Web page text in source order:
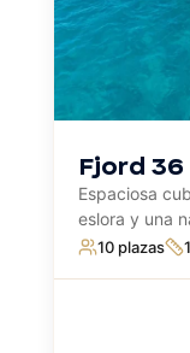
Fjord 36
Espaciosa
eslora y una
explorar
10 plazas